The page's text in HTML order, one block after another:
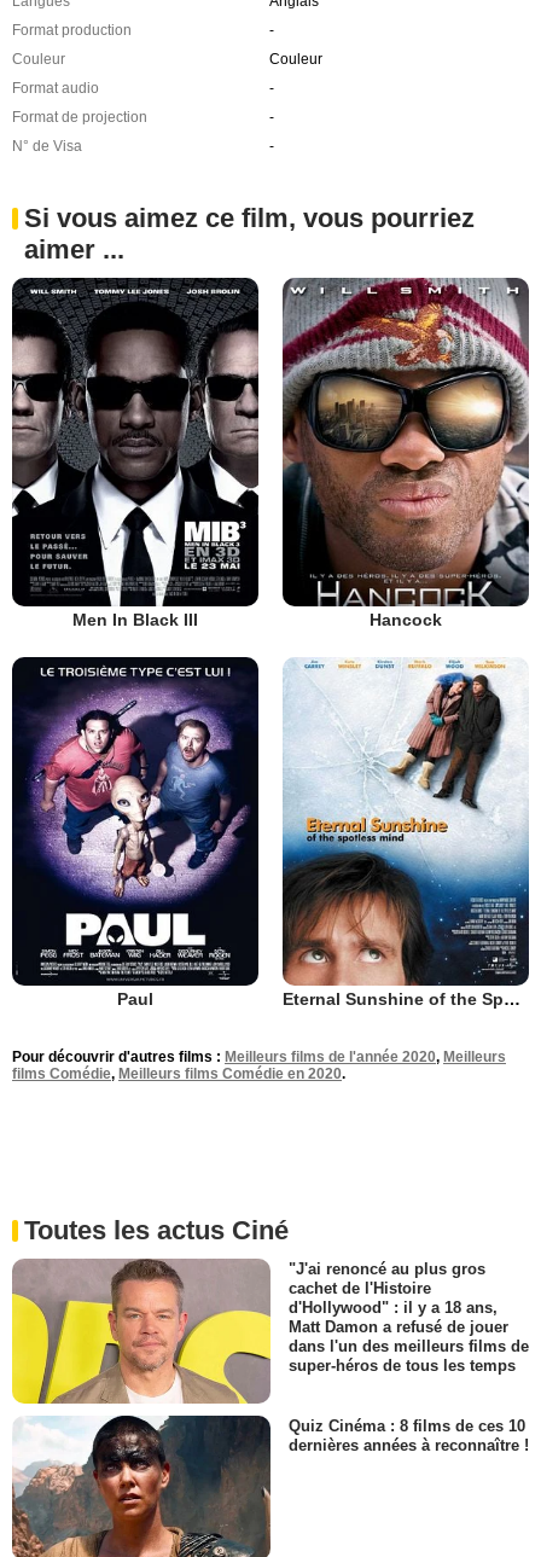
Format production
-
Couleur
Couleur
Format audio
-
Format de projection
-
N° de Visa
-
Si vous aimez ce film, vous pourriez
aimer ...
Men In Black III Hancock
Paul Eternal Sunshine of the Spotless Mind
Pour découvrir d'autres films : Meilleurs films de l'année 2020, Meilleurs
films Comédie, Meilleurs films Comédie en 2020.
Toutes les actus Ciné
"J'ai renoncé au plus gros
cachet de l'Histoire
d'Hollywood" : il y a 18 ans,
Matt Damon a refusé de jouer
dans l'un des meilleurs films de
super-héros de tous les temps
Quiz Cinéma : 8 films de ces 10
dernières années à reconnaître !